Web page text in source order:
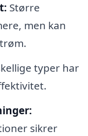
Større
men kan
typer har
sikrer